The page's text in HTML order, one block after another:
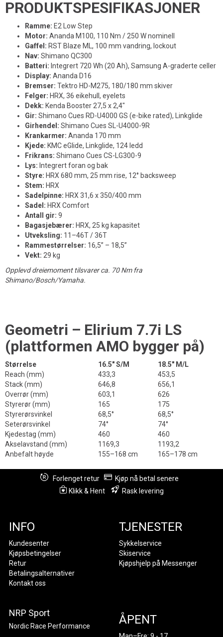
PRODUKTSPESIFIKASJONER
Ramme: E2 Low Step
Motor: Ananda M100, 110 Nm / 250 W nominell
Gaffel: RST Blaze ML, 100 mm vandring, lockout
Nav: Shimano QC300
Batteri: Integrert 720 Wh (20 Ah), Samsung A-graderte celler
Display: Ananda D16
Bremser: Tektro HD-M275, 180/180 mm skiver
Felger: HRX, 36 eikehull, eyelets
Dekk: Kenda Booster 27,5 x 2,4"
Gir: Shimano Cues RD-U4000 GS (e-bike rated), Linkglide
Girhendel: Shimano Cues SL-U4000-9R
Krankarmer: Ananda 170 mm
Kjede: KMC eGlide, Linkglide, 124 ledd
Frikrans: Shimano Cues CS-LG300-9
Lys: Integrert foran og bak
Styre: HRX 680 mm, 25 mm rise, 12° backsweep
Stem: HRX
Sadelpinne: HRX 31,6 x 350/400 mm
Sadel: HRX Comfort
Antall gir: 9
Bagasjebærer: HRX, 25 kg kapasitet
Utveksling: 11–46T / 36T
Rammestørrelser: 16,5” – 18,5”
Vekt: 29 kg
Opplevd dreiemoment tilsvarer ca. 70 Nm fra
Shimano/Bosch/Yamaha.
Geometri – Elirium 7.7i LS
(plattformen AMO bygger på)
Størrelse 16.5" S/M
18.5" M/L
Reach (mm)
433,3
453,5
Stack (mm)
646,8
656,1
Overrør (mm)
603,1
626
Styrerør (mm)
165
175
Styrerørsvinkel
68,5°
68,5°
Seterørsvinkel
74°
74°
Kjedestag (mm)
460
460
Akselavstand (mm)
1169,3
1193,2
Anbefalt høyde
155–168 cm 165–178 cm
Forlenget retur
Kjøp nå betal senere
Klikk & Hent
Rask levering
INFO
Kundesenter
Kjøpsbetingelser
Retur
Betalingsalternativer
Kontakt oss
TJENESTER
Sykkelservice
Skiservice
Kjøpshjelp på Messenger
NRP Sport
Nordic Race Performance
ÅPENT